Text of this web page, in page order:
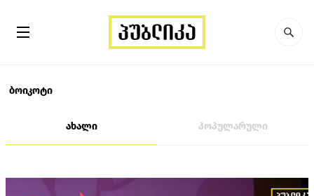
ბოიკოტი
ახალი პოპულარული